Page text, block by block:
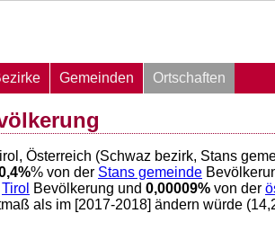
Gemeinden
Ortschaften
Österreich (Schwaz bezirk, Stans
%% von der Stans gemeinde
Tirol Bevölkerung und 0,00009% von der
als im [2017-2018] ändern würde (